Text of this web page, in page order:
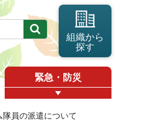
組織から
探す
緊急・防災
員の派遣について